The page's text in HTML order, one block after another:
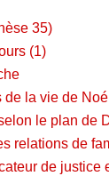
35)
(1)
de la vie de Noé
le plan de
relations de
de justice